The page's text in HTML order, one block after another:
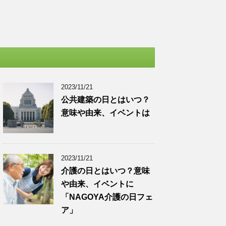
2023/11/21
公共建築の日とはいつ？
意味や由来、イベントは
2023/11/21
介護の日とはいつ？意味
や由来、イベントに
「NAGOYA介護の日フェ
ア」